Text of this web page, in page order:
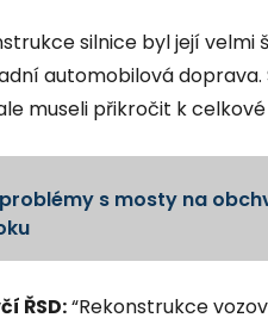
silnice byl její velmi
automobilová doprava.
museli přikročit k
s mosty na
ŘSD:“Rekonstrukce